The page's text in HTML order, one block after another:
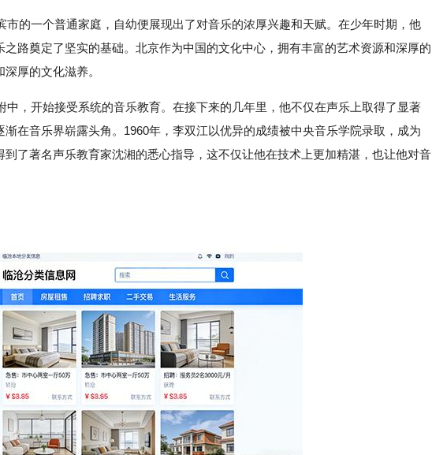
市的一个普通家庭，自幼便展现出了对音乐的浓厚兴趣和天赋。在少年时期，他
路奠定了坚实的基础。北京作为中国的文化中心，拥有丰富的艺术资源和深厚的
厚的文化滋养。
中，开始接受系统的音乐教育。在接下来的几年里，他不仅在声乐上取得了显著
在音乐界崭露头角。1960年，李双江以优异的成绩被中央音乐学院录取，成为
了著名声乐教育家沈湘的悉心指导，这不仅让他在技术上更加精湛，也让他对音